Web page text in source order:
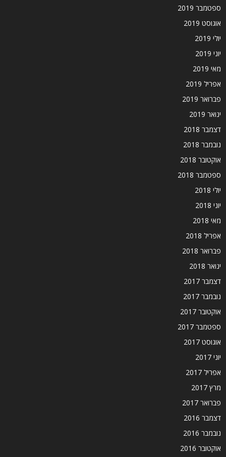
ספטמבר 2019
אוגוסט 2019
יולי 2019
יוני 2019
מאי 2019
אפריל 2019
פברואר 2019
ינואר 2019
דצמבר 2018
נובמבר 2018
אוקטובר 2018
ספטמבר 2018
יולי 2018
יוני 2018
מאי 2018
אפריל 2018
פברואר 2018
ינואר 2018
דצמבר 2017
נובמבר 2017
אוקטובר 2017
ספטמבר 2017
אוגוסט 2017
יוני 2017
אפריל 2017
מרץ 2017
פברואר 2017
דצמבר 2016
נובמבר 2016
אוקטובר 2016